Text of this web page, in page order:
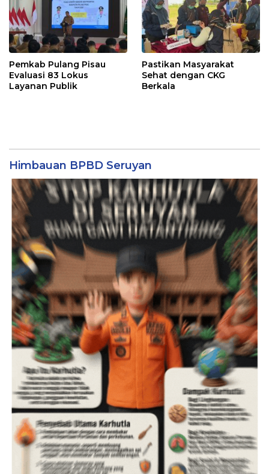
Pemkab Pulang Pisau
Evaluasi 83 Lokus
Layanan Publik
Pastikan Masyarakat
Sehat dengan CKG
Berkala
Himbauan BPBD Seruyan